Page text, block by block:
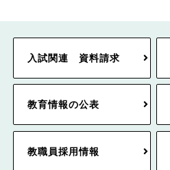
入試関連 資料請求
教育情報の公表
教職員採用情報